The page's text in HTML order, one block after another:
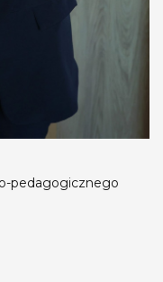
pedagogicznego